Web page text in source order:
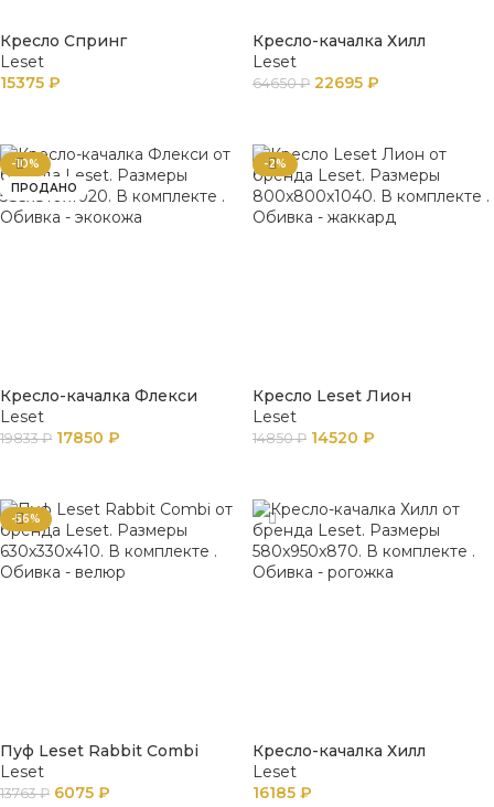
Кресло Спринг
Leset
15375 ₽
Кресло-качалка Хилл
Leset
64650₽ 22695 ₽
-10%
ПРОДАНО
Кресло-качалка Флекси
Leset
19833₽ 17850 ₽
-2%
Кресло Leset Лион
Leset
14850₽ 14520 ₽
-56%
Пуф Leset Rabbit Combi
Leset
13763₽ 6075 ₽
Кресло-качалка Хилл
Leset
16185 ₽